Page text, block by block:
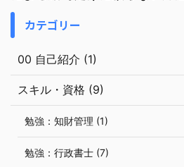
カテゴリー
00 自己紹介 (1)
スキル・資格 (9)
勉強：知財管理 (1)
勉強：行政書士 (7)